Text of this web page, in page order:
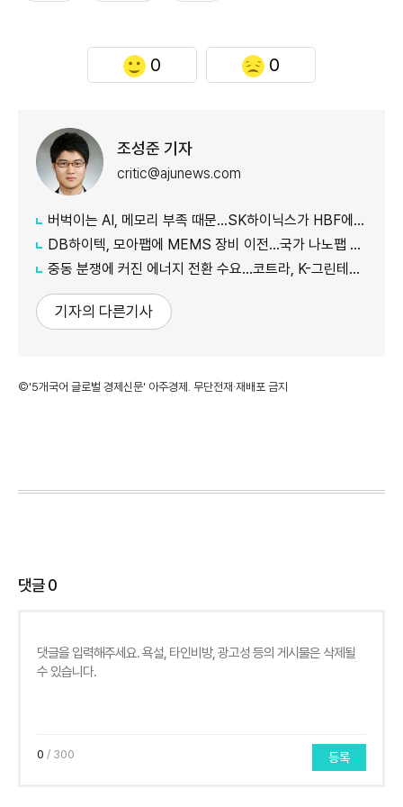
0 0
조성준 기자
critic@ajunews.com
버벅이는 AI, 메모리 부족 때문…SK하이닉스가 HBF에 집중하는 이유
DB하이텍, 모아팹에 MEMS 장비 이전…국가 나노팹 공정 지원
중동 분쟁에 커진 에너지 전환 수요…코트라, K-그린테크 수출길 넓힌다
기자의 다른기사
©'5개국어 글로벌 경제신문' 아주경제. 무단전재·재배포 금지
댓글0
0 / 300 등록